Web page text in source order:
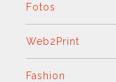
Fotos
Web2Print
Fashion